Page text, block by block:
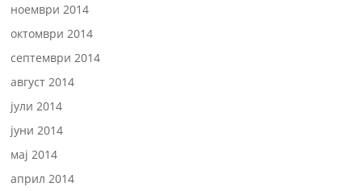
ноември 2014
октомври 2014
септември 2014
август 2014
јули 2014
јуни 2014
мај 2014
април 2014